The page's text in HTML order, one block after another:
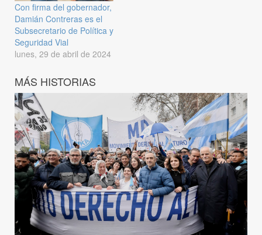
Con firma del gobernador,
Damián Contreras es el
Subsecretario de Política y
Seguridad Vial
lunes, 29 de abril de 2024
MÁS HISTORIAS